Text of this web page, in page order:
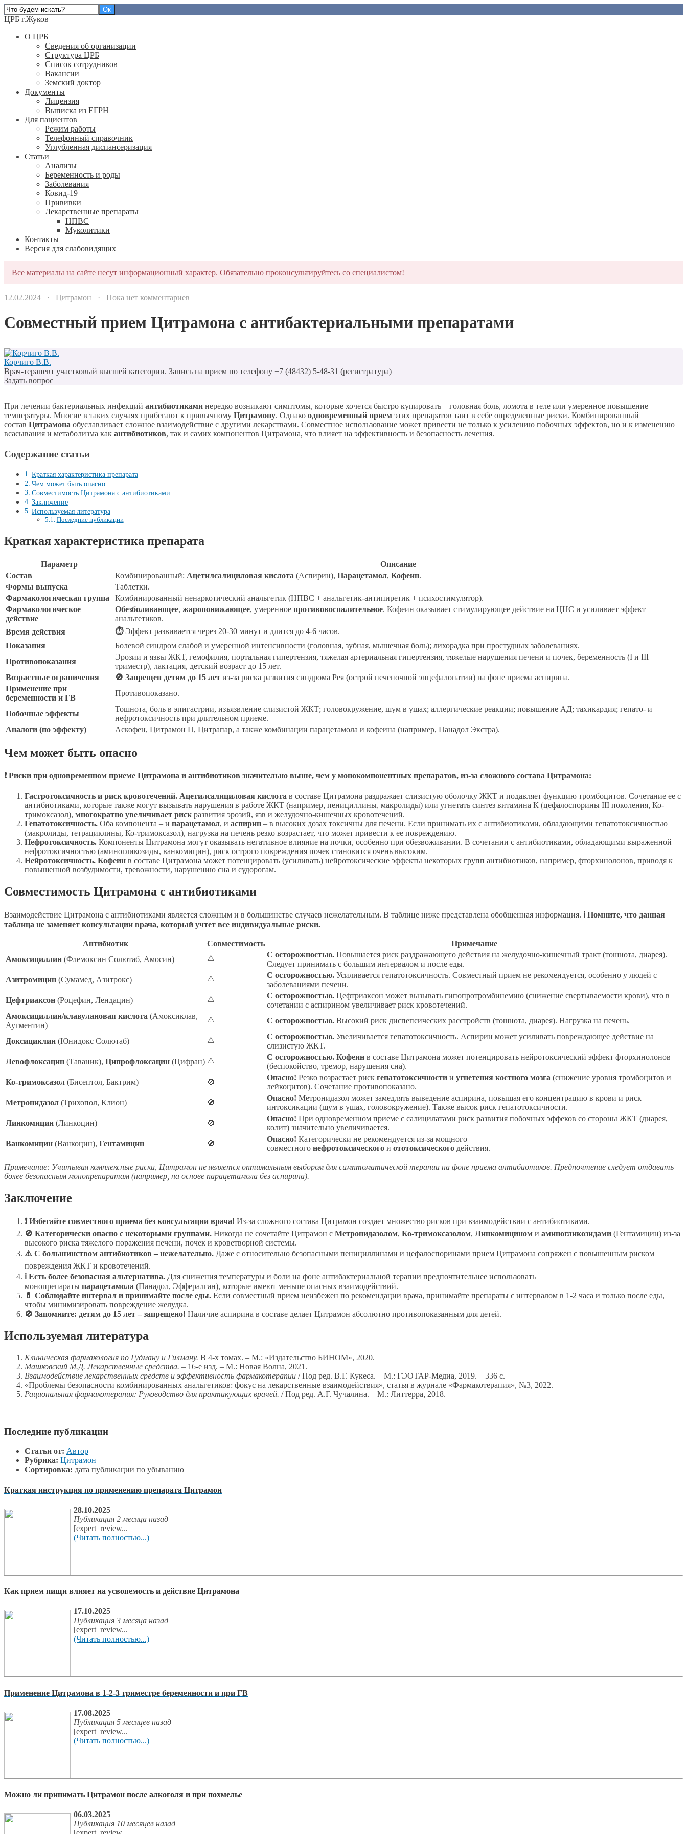
ЦРБ г.Жуков
О ЦРБ
Сведения об организации
Структура ЦРБ
Список сотрудников
Вакансии
Земский доктор
Документы
Лицензия
Выписка из ЕГРН
Для пациентов
Режим работы
Телефонный справочник
Углубленная диспансеризация
Статьи
Анализы
Беременность и роды
Заболевания
Ковид-19
Прививки
Лекарственные препараты
НПВС
Муколитики
Контакты
Версия для слабовидящих
Все материалы на сайте несут информационный характер. Обязательно проконсультируйтесь со специалистом!
12.02.2024 · Цитрамон · Пока нет комментариев
Совместный прием Цитрамона с антибактериальными препаратами
Корчиго В.В.
Врач-терапевт участковый высшей категории. Запись на прием по телефону +7 (48432) 5-48-31 (регистратура)
Задать вопрос
При лечении бактериальных инфекций антибиотиками нередко возникают симптомы, которые хочется быстро купировать – головная боль, ломота в теле или умеренное повышение
температуры. Многие в таких случаях прибегают к привычному Цитрамону. Однако одновременный прием этих препаратов таит в себе определенные риски. Комбинированный
состав Цитрамона обуславливает сложное взаимодействие с другими лекарствами. Совместное использование может привести не только к усилению побочных эффектов, но и к изменению
всасывания и метаболизма как антибиотиков, так и самих компонентов Цитрамона, что влияет на эффективность и безопасность лечения.
Содержание статьи
Краткая характеристика препарата
Чем может быть опасно
Совместимость Цитрамона с антибиотиками
Заключение
Используемая литература
Последние публикации
Краткая характеристика препарата
Параметр
Описание
Состав
Комбинированный: Ацетилсалициловая кислота (Аспирин), Парацетамол, Кофеин.
Формы выпуска
Таблетки.
Фармакологическая группа
Комбинированный ненаркотический анальгетик (НПВС + анальгетик-антипиретик + психостимулятор).
Фармакологическое
действие
Обезболивающее, жаропонижающее, умеренное противовоспалительное. Кофеин оказывает стимулирующее действие на ЦНС и усиливает эффект
анальгетиков.
Время действия
⏱Эффект развивается через 20-30 минут и длится до 4-6 часов.
Показания
Болевой синдром слабой и умеренной интенсивности (головная, зубная, мышечная боль); лихорадка при простудных заболеваниях.
Противопоказания
Эрозии и язвы ЖКТ, гемофилия, портальная гипертензия, тяжелая артериальная гипертензия, тяжелые нарушения печени и почек, беременность (I и III
триместр), лактация, детский возраст до 15 лет.
Возрастные ограничения
🚫 Запрещен детям до 15 лет из-за риска развития синдрома Рея (острой печеночной энцефалопатии) на фоне приема аспирина.
Применение при
беременности и ГВ
Противопоказано.
Побочные эффекты
Тошнота, боль в эпигастрии, изъязвление слизистой ЖКТ; головокружение, шум в ушах; аллергические реакции; повышение АД; тахикардия; гепато- и
нефротоксичность при длительном приеме.
Аналоги (по эффекту)
Аскофен, Цитрамон П, Цитрапар, а также комбинации парацетамола и кофеина (например, Панадол Экстра).
Чем может быть опасно
❗ Риски при одновременном приеме Цитрамона и антибиотиков значительно выше, чем у монокомпонентных препаратов, из-за сложного состава Цитрамона:
Гастротоксичность и риск кровотечений. Ацетилсалициловая кислота в составе Цитрамона раздражает слизистую оболочку ЖКТ и подавляет функцию тромбоцитов. Сочетание ее с
антибиотиками, которые также могут вызывать нарушения в работе ЖКТ (например, пенициллины, макролиды) или угнетать синтез витамина К (цефалоспорины III поколения, Ко-
тримоксазол), многократно увеличивает риск развития эрозий, язв и желудочно-кишечных кровотечений.
Гепатотоксичность. Оба компонента – и парацетамол, и аспирин – в высоких дозах токсичны для печени. Если принимать их с антибиотиками, обладающими гепатотоксичностью
(макролиды, тетрациклины, Ко-тримоксазол), нагрузка на печень резко возрастает, что может привести к ее повреждению.
Нефротоксичность. Компоненты Цитрамона могут оказывать негативное влияние на почки, особенно при обезвоживании. В сочетании с антибиотиками, обладающими выраженной
нефротоксичностью (аминогликозиды, ванкомицин), риск острого повреждения почек становится очень высоким.
Нейротоксичность. Кофеин в составе Цитрамона может потенцировать (усиливать) нейротоксические эффекты некоторых групп антибиотиков, например, фторхинолонов, приводя к
повышенной возбудимости, тревожности, нарушению сна и судорогам.
Совместимость Цитрамона с антибиотиками
Взаимодействие Цитрамона с антибиотиками является сложным и в большинстве случаев нежелательным. В таблице ниже представлена обобщенная информация. ℹ Помните, что данная
таблица не заменяет консультации врача, который учтет все индивидуальные риски.
Антибиотик Совместимость
Примечание
Амоксициллин (Флемоксин Солютаб, Амосин) ⚠️ С осторожностью. Повышается риск раздражающего действия на желудочно-кишечный тракт (тошнота, диарея).
Следует принимать с большим интервалом и после еды.
Азитромицин (Сумамед, Азитрокс) ⚠️ С осторожностью. Усиливается гепатотоксичность. Совместный прием не рекомендуется, особенно у людей с
заболеваниями печени.
Цефтриаксон (Роцефин, Лендацин) ⚠️ С осторожностью. Цефтриаксон может вызывать гипопротромбинемию (снижение свертываемости крови), что в
сочетании с аспирином увеличивает риск кровотечений.
Амоксициллин/клавулановая кислота (Амоксиклав,
Аугментин)
⚠️ С осторожностью. Высокий риск диспепсических расстройств (тошнота, диарея). Нагрузка на печень.
Доксициклин (Юнидокс Солютаб) ⚠️ С осторожностью. Увеличивается гепатотоксичность. Аспирин может усиливать повреждающее действие на
слизистую ЖКТ.
Левофлоксацин (Таваник), Ципрофлоксацин (Цифран) ⚠️ С осторожностью. Кофеин в составе Цитрамона может потенцировать нейротоксический эффект фторхинолонов
(беспокойство, тремор, нарушения сна).
Ко-тримоксазол (Бисептол, Бактрим) 🚫
Опасно! Резко возрастает риск гепатотоксичности и угнетения костного мозга (снижение уровня тромбоцитов и
лейкоцитов). Сочетание противопоказано.
Метронидазол (Трихопол, Клион) 🚫
Опасно! Метронидазол может замедлять выведение аспирина, повышая его концентрацию в крови и риск
интоксикации (шум в ушах, головокружение). Также высок риск гепатотоксичности.
Линкомицин (Линкоцин) 🚫
Опасно! При одновременном приеме с салицилатами риск развития побочных эффеков со стороны ЖКТ (диарея,
колит) значительно увеличивается.
Ванкомицин (Ванкоцин), Гентамицин 🚫
Опасно! Категорически не рекомендуется из-за мощного
совместного нефротоксического и ототоксического действия.
Примечание: Учитывая комплексные риски, Цитрамон не является оптимальным выбором для симптоматической терапии на фоне приема антибиотиков. Предпочтение следует отдавать
более безопасным монопрепаратам (например, на основе парацетамола без аспирина).
Заключение
❗ Избегайте совместного приема без консультации врача! Из-за сложного состава Цитрамон создает множество рисков при взаимодействии с антибиотиками.
🚫 Категорически опасно с некоторыми группами. Никогда не сочетайте Цитрамон с Метронидазолом, Ко-тримоксазолом, Линкомицином и аминогликозидами (Гентамицин) из-за
высокого риска тяжелого поражения печени, почек и кроветворной системы.
⚠️ С большинством антибиотиков – нежелательно. Даже с относительно безопасными пенициллинами и цефалоспоринами прием Цитрамона сопряжен с повышенным риском
повреждения ЖКТ и кровотечений.
ℹ Есть более безопасная альтернатива. Для снижения температуры и боли на фоне антибактериальной терапии предпочтительнее использовать
монопрепараты парацетамола (Панадол, Эффералган), которые имеют меньше опасных взаимодействий.
💊 Соблюдайте интервал и принимайте после еды. Если совместный прием неизбежен по рекомендации врача, принимайте препараты с интервалом в 1-2 часа и только после еды,
чтобы минимизировать повреждение желудка.
🚫 Запомните: детям до 15 лет – запрещено! Наличие аспирина в составе делает Цитрамон абсолютно противопоказанным для детей.
Используемая литература
Клиническая фармакология по Гудману и Гилману. В 4-х томах. – М.: «Издательство БИНОМ», 2020.
Машковский М.Д. Лекарственные средства. – 16-е изд. – М.: Новая Волна, 2021.
Взаимодействие лекарственных средств и эффективность фармакотерапии / Под ред. В.Г. Кукеса. – М.: ГЭОТАР-Медиа, 2019. – 336 с.
«Проблемы безопасности комбинированных анальгетиков: фокус на лекарственные взаимодействия», статья в журнале «Фармакотерапия», №3, 2022.
Рациональная фармакотерапия: Руководство для практикующих врачей. / Под ред. А.Г. Чучалина. – М.: Литтерра, 2018.
Последние публикации
Статьи от: Автор
Рубрика: Цитрамон
Сортировка: дата публикации по убыванию
Краткая инструкция по применению препарата Цитрамон
28.10.2025
Публикация 2 месяца назад
[expert_review...
(Читать полностью...)
Как прием пищи влияет на усвояемость и действие Цитрамона
17.10.2025
Публикация 3 месяца назад
[expert_review...
(Читать полностью...)
Применение Цитрамона в 1-2-3 триместре беременности и при ГВ
17.08.2025
Публикация 5 месяцев назад
[expert_review...
(Читать полностью...)
Можно ли принимать Цитрамон после алкоголя и при похмелье
06.03.2025
Публикация 10 месяцев назад